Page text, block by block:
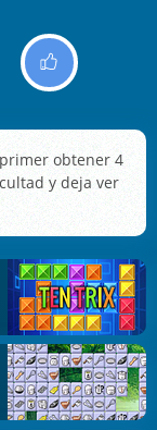
obtener 4
y deja ver